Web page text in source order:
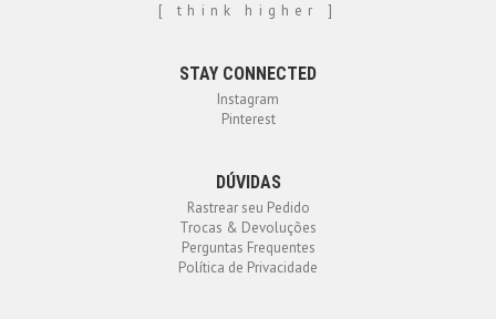
[ think higher ]
STAY CONNECTED
Instagram
Pinterest
DÚVIDAS
Rastrear seu Pedido
Trocas & Devoluções
Perguntas Frequentes
Política de Privacidade